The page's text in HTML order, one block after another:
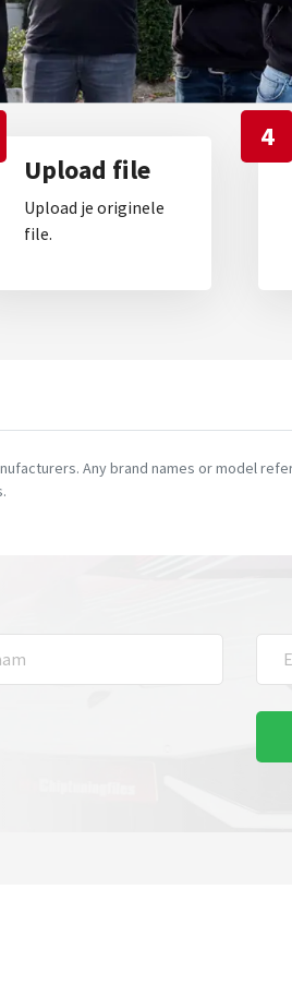
Upload file
Upload je originele
file.
4
Any brand names or model